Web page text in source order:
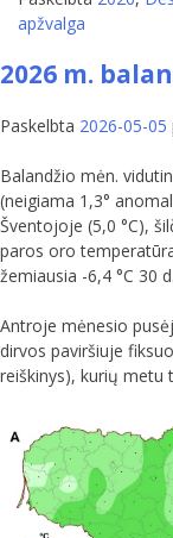
apžvalga
2026 m.
Paskelbta 2026-05-05
Balandžio mėn.
(neigiama 1,3°
Šventojoje (5,0 °C),
paros oro
žemiausia -6,4 °C 30
Antroje mėnesio
dirvos paviršiuje
reiškinys), kurių metu